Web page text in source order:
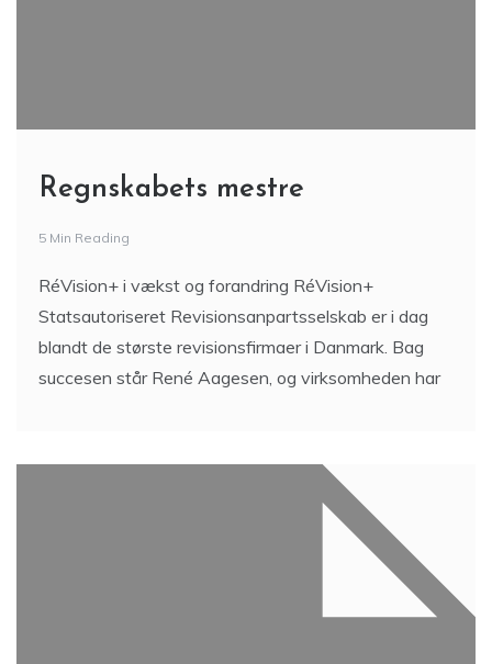
Regnskabets mestre
5 Min Reading
RéVision+ i vækst og forandring RéVision+
Statsautoriseret Revisionsanpartsselskab er i dag
blandt de største revisionsfirmaer i Danmark. Bag
succesen står René Aagesen, og virksomheden har